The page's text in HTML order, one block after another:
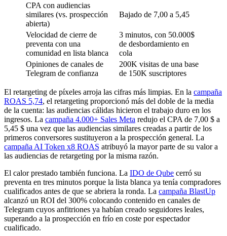
CPA con audiencias
similares (vs. prospección
abierta)
Bajado de 7,00 a 5,45
Velocidad de cierre de
preventa con una
comunidad en lista blanca
3 minutos, con 50.000$
de desbordamiento en
cola
Opiniones de canales de
Telegram de confianza
200K visitas de una base
de 150K suscriptores
El retargeting de píxeles arroja las cifras más limpias. En la campaña
ROAS 5,74, el retargeting proporcionó más del doble de la media
de la cuenta: las audiencias cálidas hicieron el trabajo duro en los
ingresos. La campaña 4.000+ Sales Meta redujo el CPA de 7,00 $ a
5,45 $ una vez que las audiencias similares creadas a partir de los
primeros conversores sustituyeron a la prospección general. La
campaña AI Token x8 ROAS atribuyó la mayor parte de su valor a
las audiencias de retargeting por la misma razón.
El calor prestado también funciona. La IDO de Qube cerró su
preventa en tres minutos porque la lista blanca ya tenía compradores
cualificados antes de que se abriera la ronda. La campaña BlastUp
alcanzó un ROI del 300% colocando contenido en canales de
Telegram cuyos anfitriones ya habían creado seguidores leales,
superando a la prospección en frío en coste por espectador
cualificado.